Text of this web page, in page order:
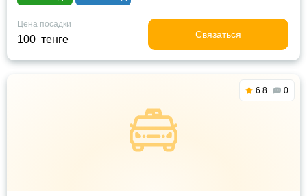
Цена посадки
100 тенге Связаться
6.8 0